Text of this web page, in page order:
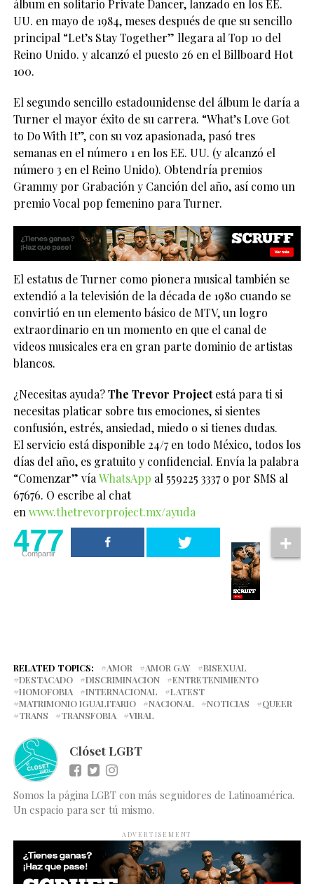
álbum en solitario Private Dancer, lanzado en los EE.
UU. en mayo de 1984, meses después de que su sencillo
principal “Let’s Stay Together” llegara al Top 10 del
Reino Unido. y alcanzó el puesto 26 en el Billboard Hot
100.
El segundo sencillo estadounidense del álbum le daría a
Turner el mayor éxito de su carrera. “What’s Love Got
to Do With It”, con su voz apasionada, pasó tres
semanas en el número 1 en los EE. UU. (y alcanzó el
número 3 en el Reino Unido). Obtendría premios
Grammy por Grabación y Canción del año, así como un
premio Vocal pop femenino para Turner.
El estatus de Turner como pionera musical también se
extendió a la televisión de la década de 1980 cuando se
convirtió en un elemento básico de MTV, un logro
extraordinario en un momento en que el canal de
videos musicales era en gran parte dominio de artistas
blancos.
¿Necesitas ayuda?The Trevor Projectestá para ti si
necesitas platicar sobre tus emociones, si sientes
confusión, estrés, ansiedad, miedo o si tienes dudas.
El servicio está disponible 24/7 en todo México, todos los
días del año, es gratuito y confidencial. Envía la palabra
“Comenzar” víaWhatsApp al 559225 3337 o por SMS al
67676. O escribe al chat
enwww.thetrevorproject.mx/ayuda
477
Compartir
RELATED TOPICS: AMOR AMOR GAY
BISEXUAL
DESTACADO
DISCRIMINACION
ENTRETENIMIENTO
HOMOFOBIA
INTERNACIONAL
LATEST
MATRIMONIO IGUALITARIO
NACIONAL NOTICIAS
QUEER
TRANS
TRANSFOBIA VIRAL
Clóset LGBT
Somos la página LGBT con más seguidores de Latinoamérica.
Un espacio para ser tú mismo.
ADVERTISEMENT